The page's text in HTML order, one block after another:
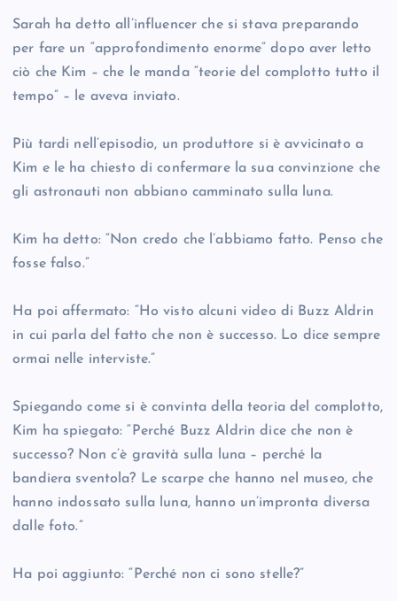
Sarah ha detto all’influencer che si stava preparando
per fare un “approfondimento enorme” dopo aver letto
ciò che Kim – che le manda “teorie del complotto tutto il
tempo” – le aveva inviato.
Più tardi nell’episodio, un produttore si è avvicinato a
Kim e le ha chiesto di confermare la sua convinzione che
gli astronauti non abbiano camminato sulla luna.
Kim ha detto: “Non credo che l’abbiamo fatto. Penso che
fosse falso.”
Ha poi affermato: “Ho visto alcuni video di Buzz Aldrin
in cui parla del fatto che non è successo. Lo dice sempre
ormai nelle interviste.”
Spiegando come si è convinta della teoria del complotto,
Kim ha spiegato: “Perché Buzz Aldrin dice che non è
successo? Non c’è gravità sulla luna – perché la
bandiera sventola? Le scarpe che hanno nel museo, che
hanno indossato sulla luna, hanno un’impronta diversa
dalle foto.”
Ha poi aggiunto: “Perché non ci sono stelle?”